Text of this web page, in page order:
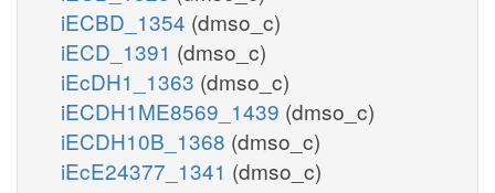
iECBD_1354 (dmso_c)
iECD_1391 (dmso_c)
iEcDH1_1363 (dmso_c)
iECDH1ME8569_1439 (dmso_c)
iECDH10B_1368 (dmso_c)
iEcE24377_1341 (dmso_c)